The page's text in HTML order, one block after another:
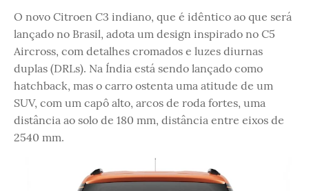
O novo Citroen C3 indiano, que é idêntico ao que será
lançado no Brasil, adota um design inspirado no C5
Aircross, com detalhes cromados e luzes diurnas
duplas (DRLs). Na Índia está sendo lançado como
hatchback, mas o carro ostenta uma atitude de um
SUV, com um capô alto, arcos de roda fortes, uma
distância ao solo de 180 mm, distância entre eixos de
2540 mm.